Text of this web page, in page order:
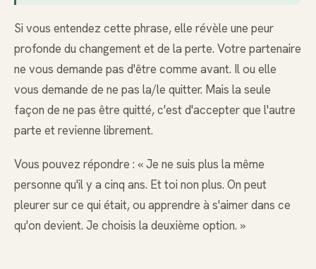
Si vous entendez cette phrase, elle révèle une peur
profonde du changement et de la perte. Votre partenaire
ne vous demande pas d'être comme avant. Il ou elle
vous demande de ne pas la/le quitter. Mais la seule
façon de ne pas être quitté, c'est d'accepter que l'autre
parte et revienne librement.
Vous pouvez répondre : « Je ne suis plus la même
personne qu'il y a cinq ans. Et toi non plus. On peut
pleurer sur ce qui était, ou apprendre à s'aimer dans ce
qu'on devient. Je choisis la deuxième option. »